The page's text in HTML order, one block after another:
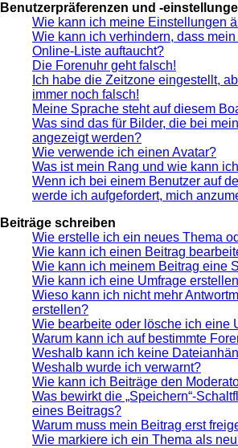
Benutzerpräferenzen und -
Wie kann ich meine Einstellungen
Wie kann ich verhindern, dass
Online-Liste auftaucht?
Die Forenuhr geht falsch!
Ich habe die Zeitzone eingestellt,
immer noch falsch!
Meine Sprache steht auf diesem
Was sind das für Bilder, die bei
angezeigt werden?
Wie verwende ich einen Avatar?
Was ist mein Rang und wie kann
Wenn ich bei einem Benutzer auf
werde ich aufgefordert, mich
Beiträge schreiben
Wie erstelle ich ein neues Thema
Wie kann ich einen Beitrag
Wie kann ich meinem Beitrag eine
Wie kann ich eine Umfrage
Wieso kann ich nicht mehr
erstellen?
Wie bearbeite oder lösche ich eine
Warum kann ich auf bestimmte
Weshalb kann ich keine
Weshalb wurde ich verwarnt?
Wie kann ich Beiträge den
Was bewirkt die „Speichern“-
eines Beitrags?
Warum muss mein Beitrag erst
Wie markiere ich ein Thema als